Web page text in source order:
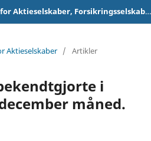
Registreringstidende for Aktieselskaber, Forsikringsselskaber og Foreninger
Aktieselskaber / Artikler
i
måned.